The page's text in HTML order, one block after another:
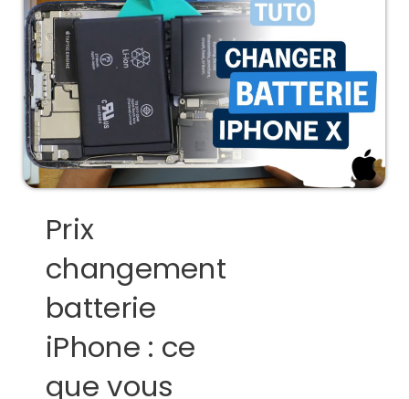
Prix
changement
batterie
iPhone : ce
que vous